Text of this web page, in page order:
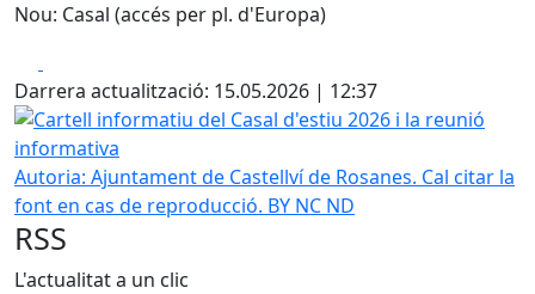
Nou: Casal (accés per pl. d'Europa)
Darrera actualització: 15.05.2026 | 12:37
Cartell informatiu del Casal d'estiu 2026 i la reunió
Autoria: Ajuntament de Castellví de Rosanes. Cal citar la
font en cas de reproducció. BY NC ND
RSS
L'actualitat a un clic